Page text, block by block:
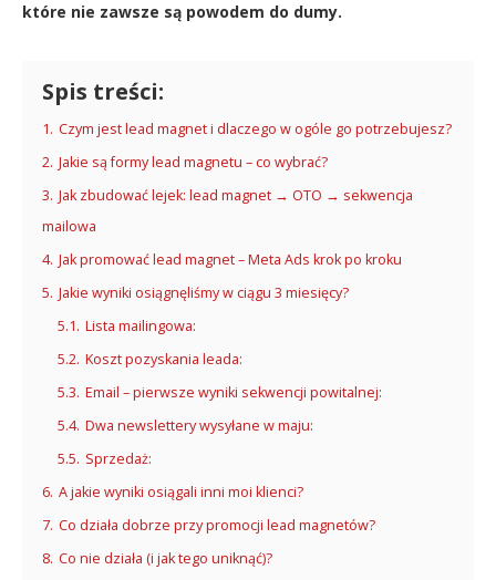
które nie zawsze są powodem do dumy.
Spis treści:
1. Czym jest lead magnet i dlaczego w ogóle go potrzebujesz?
2. Jakie są formy lead magnetu – co wybrać?
3. Jak zbudować lejek: lead magnet → OTO → sekwencja
mailowa
4. Jak promować lead magnet – Meta Ads krok po kroku
5. Jakie wyniki osiągnęliśmy w ciągu 3 miesięcy?
5.1. Lista mailingowa:
5.2. Koszt pozyskania leada:
5.3. Email – pierwsze wyniki sekwencji powitalnej:
5.4. Dwa newslettery wysyłane w maju:
5.5. Sprzedaż:
6. A jakie wyniki osiągali inni moi klienci?
7. Co działa dobrze przy promocji lead magnetów?
8. Co nie działa (i jak tego uniknąć)?